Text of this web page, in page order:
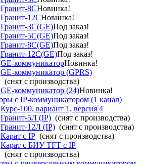
Гранит-8СНовинка!
Гранит-12СНовинка!
Гранит-3С(GE)Под заказ!
Гранит-5С(GE)Под заказ!
Гранит-8С(GE)Под заказ!
Гранит-12С(GE)Под заказ!
GE-коммуникаторНовинка!
GE-коммуникатор (GPRS)
(снят с производства)
GE-коммуникатор (24)Новинка!
с IP-коммуникатором (1 канал)
Курс-100, вариант 1, версия 4
Гранит-5Л (IP) (снят с производства)
Гранит-12Л (IP) (снят с производства)
Карат с IP (снят с производства)
Карат с БИУ TFT с IP
(снят с производства)